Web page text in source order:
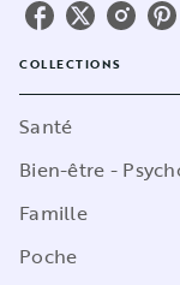
COLLECTIONS
Santé
Bien-être -
Famille
Poche